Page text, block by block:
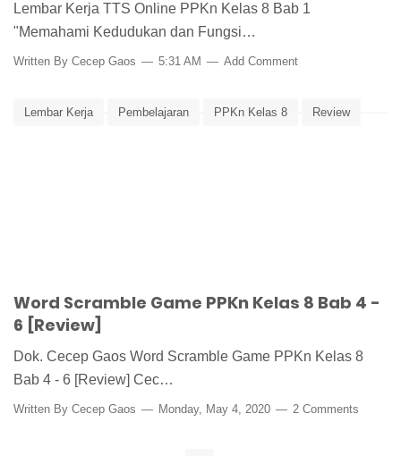
Lembar Kerja TTS Online PPKn Kelas 8 Bab 1
"Memahami Kedudukan dan Fungsi…
Written By Cecep Gaos 5:31 AM Add Comment
Lembar Kerja Pembelajaran PPKn Kelas 8 Review
Word Scramble Game PPKn Kelas 8 Bab 4 -
6 [Review]
Dok. Cecep Gaos Word Scramble Game PPKn Kelas 8
Bab 4 - 6 [Review] Cec…
Written By Cecep Gaos Monday, May 4, 2020 2 Comments